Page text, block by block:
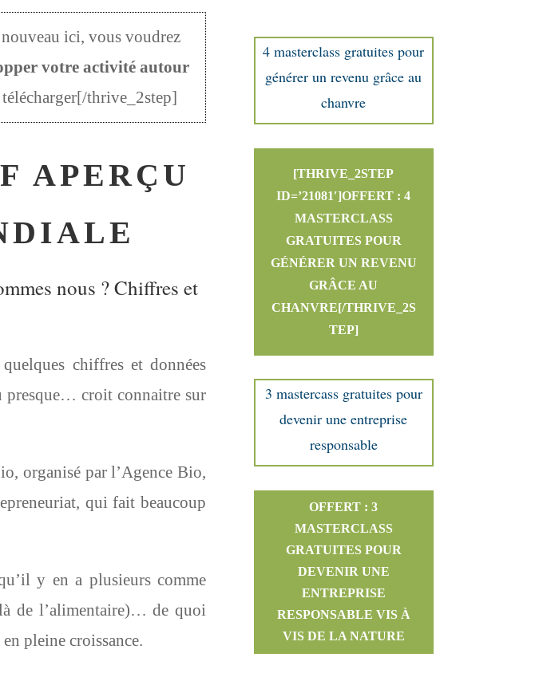
ici, vous voudrez
votre activité autour
thrive_2step]
APERÇU
nous ? Chiffres et
chiffres et données
presque… croit connaitre sur
organisé par l’Agence Bio,
qui fait beaucoup
y en a plusieurs comme
de l’alimentaire)… de quoi
pleine croissance.
4 masterclass gratuites pour
générer un revenu grâce au
chanvre
[THRIVE_2STEP
ID=’21081′]OFFERT : 4
MASTERCLASS
GRATUITES POUR
GÉNÉRER UN REVENU
GRÂCE AU
CHANVRE[/THRIVE_2S
TEP]
3 mastercass gratuites pour
devenir une entreprise
responsable
OFFERT : 3
MASTERCLASS
GRATUITES POUR
DEVENIR UNE
ENTREPRISE
RESPONSABLE VIS À
VIS DE LA NATURE